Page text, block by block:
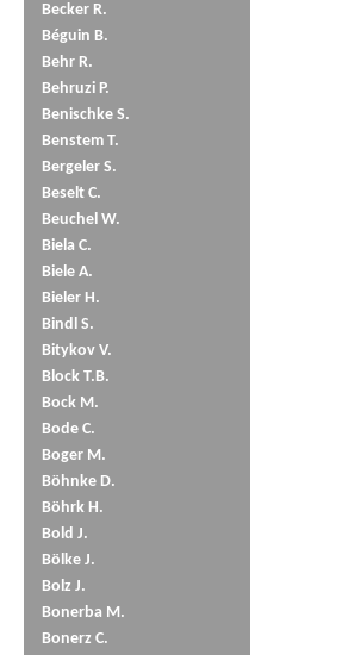
Becker R.
Béguin B.
Behr R.
Behruzi P.
Benischke S.
Benstem T.
Bergeler S.
Beselt C.
Beuchel W.
Biela C.
Biele A.
Bieler H.
Bindl S.
Bitykov V.
Block T.B.
Bock M.
Bode C.
Boger M.
Böhnke D.
Böhrk H.
Bold J.
Bölke J.
Bolz J.
Bonerba M.
Bonerz C.